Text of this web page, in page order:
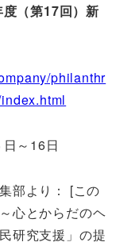
（第17回）新
philanthr
～16日
部より： [この
心とからだのヘ
研究支援」の提